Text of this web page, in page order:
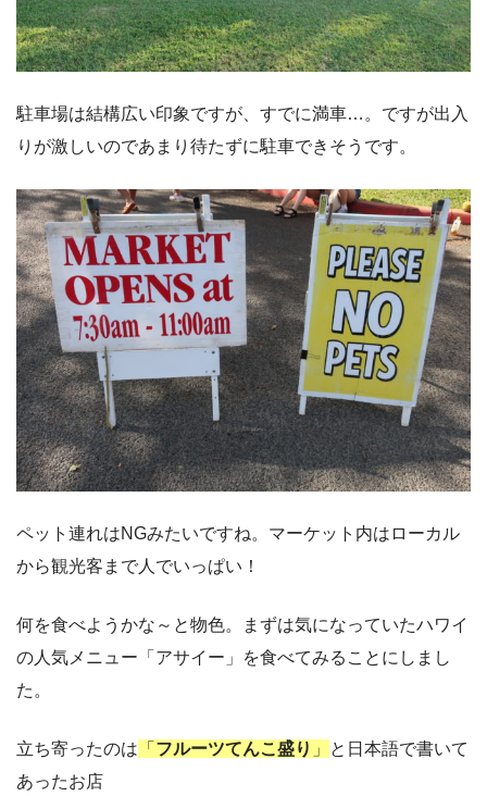
駐車場は結構広い印象ですが、すでに満車…。ですが出入
りが激しいのであまり待たずに駐車できそうです。
ペット連れはNGみたいですね。マーケット内はローカル
から観光客まで人でいっぱい！
何を食べようかな～と物色。まずは気になっていたハワイ
の人気メニュー「アサイー」を食べてみることにしまし
た。
立ち寄ったのは 「 フルーツてんこ盛り 」
と日本語で書いて
あったお店